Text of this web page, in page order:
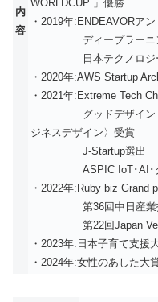
内
容
WORLDCUP 」優勝
・2019年:ENDEAVORア
ディープラーニング
日本テクノロジー
・2020年:AWS Startup
・2021年:Extreme Tech
グッドデザイン・ベ
ジネスデザイン〉受賞
J-Startup選出
ASPIC IoT･AI･クラ
・2022年:Ruby biz
第36回中日産業技
第22回Japan
・2023年:日本子育て支
・2024年:女性のあした